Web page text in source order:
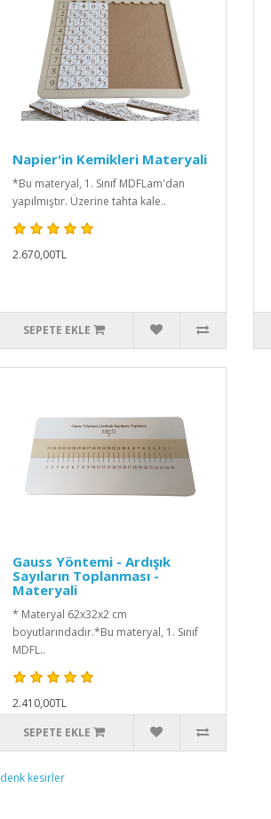
Napier'in Kemikleri Materyali
*Bu materyal, 1. Sınıf MDFLam'dan
yapılmıştır. Üzerine tahta kale..
2.670,00TL
SEPETE EKLE
Gauss Yöntemi - Ardışık
Sayıların Toplanması -
Materyali
* Materyal 62x32x2 cm
boyutlarındadır.*Bu materyal, 1. Sınıf
MDFL..
2.410,00TL
SEPETE EKLE
denk kesirler